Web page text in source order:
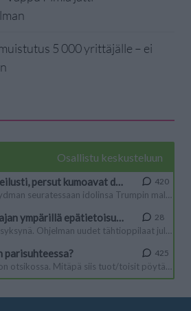
5 000 yrittäjälle – ei